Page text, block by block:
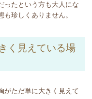
ったという方も大人にな
珍しくありません。
く見えている場
がただ単に大きく見えて